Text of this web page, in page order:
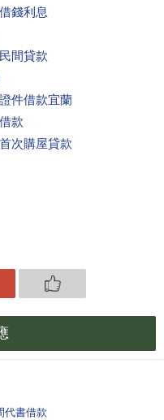
錢利息
間貸款
件借款宜蘭
款
次購屋貸款
代書借款